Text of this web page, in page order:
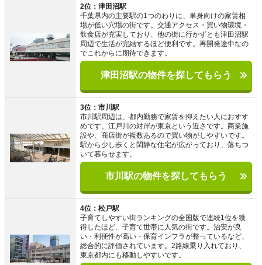
2位：津田沼駅
千葉県内の主要駅の1つのわりに、単身向けの家賃相
場が低い穴場の街です。交通アクセス・買い物環境・
飲食店が充実しており、他の街に行かずとも津田沼駅
周辺で生活が完結するほど便利です。再開発途中なの
でこれからに期待できます。
津田沼駅の物件を探してもらう
3位：市川駅
市川駅周辺は、都内勤務で家賃を抑えたい人におすす
めです。江戸川の対岸が東京という近さです。商業施
設や、商店街が複数あるので買い物がしやすいです。
駅から少し歩くと閑静な住宅が広がっており、落ちつ
いて暮らせます。
市川駅の物件を探してもらう
4位：松戸駅
子育てしやすい街ランキングの全国版で連続1位を獲
得したほど、子育て世帯に人気の街です。治安が良
い・利便性が高い・保育インフラが整っているなど、
総合的に評価されています。2路線乗り入れており、
東京都内にも移動しやすいです。